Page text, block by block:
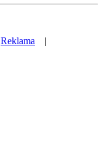
Reklama |